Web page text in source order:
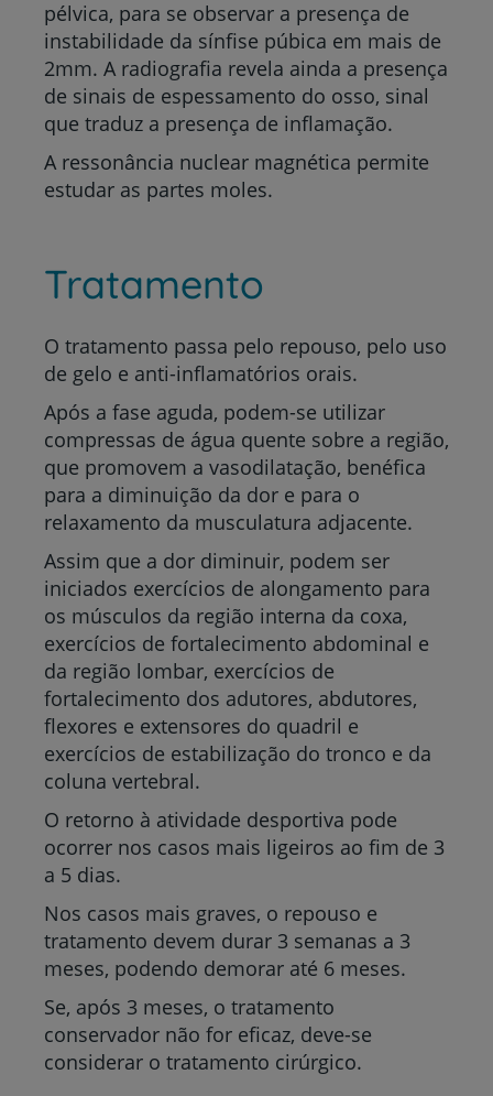
pélvica, para se observar a presença de
instabilidade da sínfise púbica em mais de
2mm. A radiografia revela ainda a presença
de sinais de espessamento do osso, sinal
que traduz a presença de inflamação.
A ressonância nuclear magnética permite
estudar as partes moles.
Tratamento
O tratamento passa pelo repouso, pelo uso
de gelo e anti-inflamatórios orais.
Após a fase aguda, podem-se utilizar
compressas de água quente sobre a região,
que promovem a vasodilatação, benéfica
para a diminuição da dor e para o
relaxamento da musculatura adjacente.
Assim que a dor diminuir, podem ser
iniciados exercícios de alongamento para
os músculos da região interna da coxa,
exercícios de fortalecimento abdominal e
da região lombar, exercícios de
fortalecimento dos adutores, abdutores,
flexores e extensores do quadril e
exercícios de estabilização do tronco e da
coluna vertebral.
O retorno à atividade desportiva pode
ocorrer nos casos mais ligeiros ao fim de 3
a 5 dias.
Nos casos mais graves, o repouso e
tratamento devem durar 3 semanas a 3
meses, podendo demorar até 6 meses.
Se, após 3 meses, o tratamento
conservador não for eficaz, deve-se
considerar o tratamento cirúrgico.